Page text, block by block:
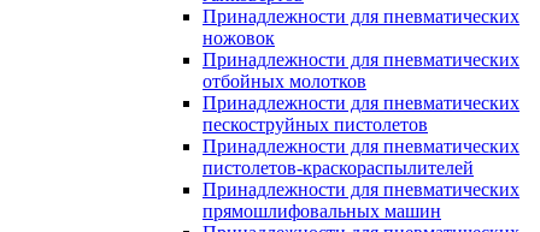
Принадлежности для пневматических
ножовок
Принадлежности для пневматических
отбойных молотков
Принадлежности для пневматических
пескоструйных пистолетов
Принадлежности для пневматических
пистолетов-краскораспылителей
Принадлежности для пневматических
прямошлифовальных машин